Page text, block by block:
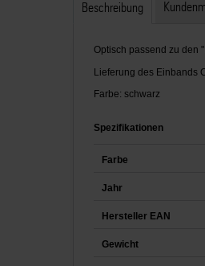
Beschreibung
Optisch passend zu den
Lieferung des Einbands
Farbe: schwarz
Spezifikationen
Farbe
Jahr
Hersteller EAN
Gewicht